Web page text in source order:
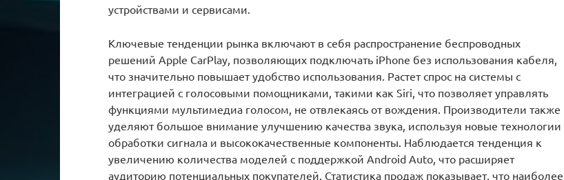
устройствами и сервисами.
Ключевые тенденции рынка включают в себя распространение беспроводных
решений Apple CarPlay, позволяющих подключать iPhone без использования кабеля,
что значительно повышает удобство использования. Растет спрос на системы с
интеграцией с голосовыми помощниками, такими как Siri, что позволяет управлять
функциями мультимедиа голосом, не отвлекаясь от вождения. Производители также
уделяют большое внимание улучшению качества звука, используя новые технологии
обработки сигнала и высококачественные компоненты. Наблюдается тенденция к
увеличению количества моделей с поддержкой Android Auto, что расширяет
аудиторию потенциальных покупателей. Статистика продаж показывает, что наиболее